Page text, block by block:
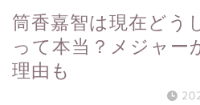
筒香嘉智は現在どう
って本当？メジャー
理由も